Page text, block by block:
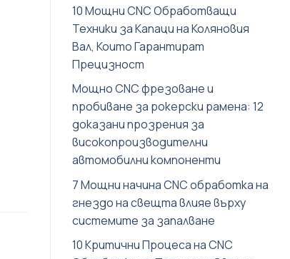
10 Мощни CNC Обработващи
Техники за Капаци на Коляновия
Вал, Които Гарантират
Прецизност
Мощно CNC фрезоване и
пробиване за рокерски рамена: 12
доказани прозрения за
високопроизводителни
автомобилни компоненти
7 Мощни начина CNC обработка на
гнездо на свещта влияе върху
системите за запалване
10 Критични Процеса на CNC